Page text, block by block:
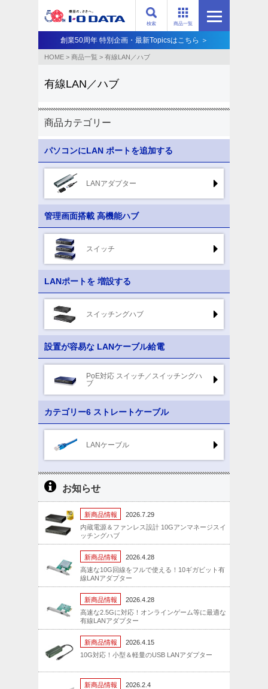
商品一覧
検索
創業50周年 特別企画・最新Topicsはこちら ＞
HOME > 商品一覧 > 有線LAN／ハブ
有線LAN／ハブ
商品カテゴリー
パソコンにLAN ポートを追加する
LANアダプター
管理画面搭載 高機能ハブ
スイッチ
LANポートを 増設する
スイッチングハブ
設置が容易な LANケーブル給電
PoE対応 スイッチ／スイッチングハ
ブ
カテゴリー6 ストレートケーブル
LANケーブル
お知らせ
新商品情報
2026.7.29
内蔵電源＆ファンレス設計 10Gアンマネージスイ
ッチングハブ
新商品情報
2026.4.28
高速な10G回線をフルで使える！10ギガビット有
線LANアダプター
新商品情報
2026.4.28
高速な2.5Gに対応！オンラインゲーム等に最適な
有線LANアダプター
新商品情報
2026.4.15
10G対応！小型＆軽量のUSB LANアダプター
新商品情報
2026.2.4